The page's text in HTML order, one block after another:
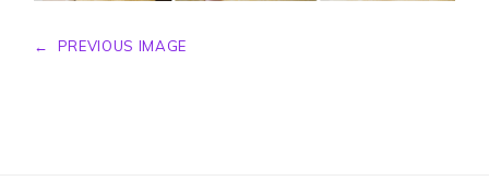
← PREVIOUS IMAGE